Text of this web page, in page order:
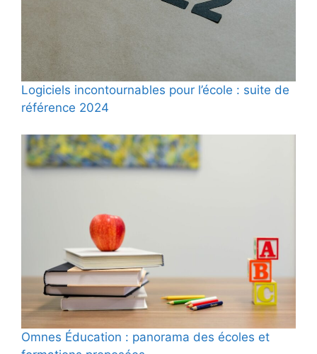
Logiciels incontournables pour l’école : suite de
référence 2024
Omnes Éducation : panorama des écoles et